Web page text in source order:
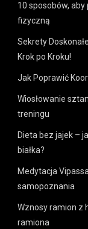
10 sposobów,
fizyczną
Sekrety
Krok po Kroku!
Jak Poprawić
Wiosłowanie
treningu
Dieta bez jajek –
białka?
Medytacja
samopoznania
Wznosy ramion z
ramiona